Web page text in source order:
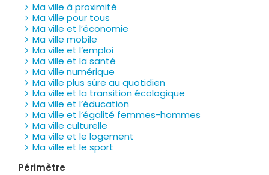
Ma ville à proximité
Ma ville pour tous
Ma ville et l’économie
Ma ville mobile
Ma ville et l’emploi
Ma ville et la santé
Ma ville numérique
Ma ville plus sûre au quotidien
Ma ville et la transition écologique
Ma ville et l’éducation
Ma ville et l’égalité femmes-hommes
Ma ville culturelle
Ma ville et le logement
Ma ville et le sport
Périmètre